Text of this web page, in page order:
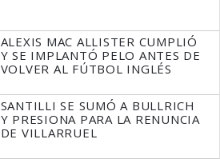
ALEXIS MAC ALLISTER CUMPLIÓ
Y SE IMPLANTÓ PELO ANTES DE
VOLVER AL FÚTBOL INGLÉS
SANTILLI SE SUMÓ A BULLRICH
Y PRESIONA PARA LA RENUNCIA
DE VILLARRUEL